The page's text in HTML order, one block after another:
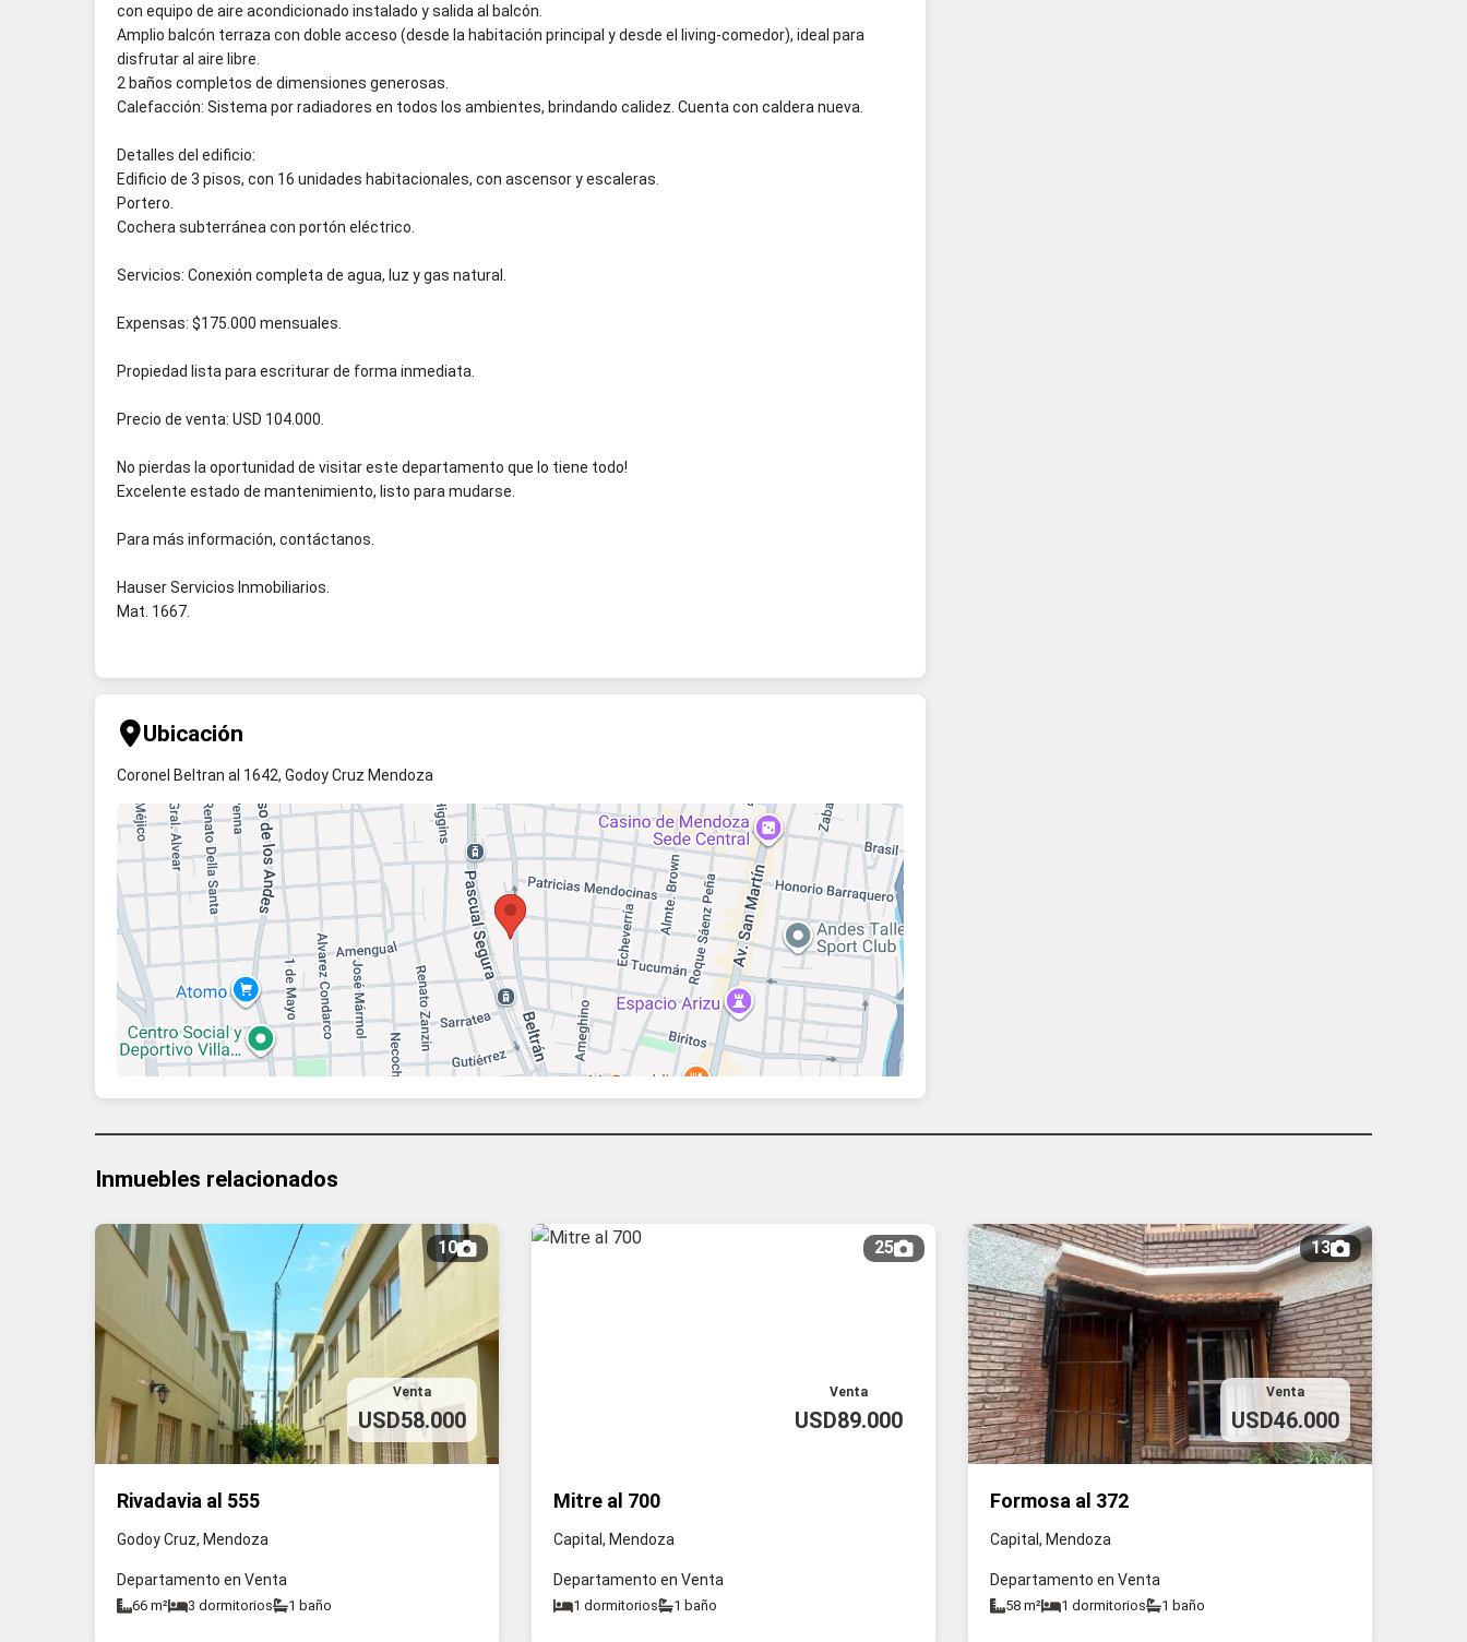
con equipo de aire acondicionado instalado y salida al balcón.
Amplio balcón terraza con doble acceso (desde la habitación principal y desde el living-comedor), ideal para
disfrutar al aire libre.
2 baños completos de dimensiones generosas.
Calefacción: Sistema por radiadores en todos los ambientes, brindando calidez. Cuenta con caldera nueva.
Detalles del edificio:
Edificio de 3 pisos, con 16 unidades habitacionales, con ascensor y escaleras.
Portero.
Cochera subterránea con portón eléctrico.
Servicios: Conexión completa de agua, luz y gas natural.
Expensas: $175.000 mensuales.
Propiedad lista para escriturar de forma inmediata.
Precio de venta: USD 104.000.
No pierdas la oportunidad de visitar este departamento que lo tiene todo!
Excelente estado de mantenimiento, listo para mudarse.
Para más información, contáctanos.
Hauser Servicios Inmobiliarios.
Mat. 1667.
Ubicación
Coronel Beltran al 1642, Godoy Cruz Mendoza
Inmuebles relacionados
10
Venta
USD58.000
Rivadavia al 555
Godoy Cruz, Mendoza
Departamento en Venta
66 m² 3 dormitorios 1 baño
25
Venta
USD89.000
Mitre al 700
Capital, Mendoza
Departamento en Venta
1 dormitorios 1 baño
13
Venta
USD46.000
Formosa al 372
Capital, Mendoza
Departamento en Venta
58 m² 1 dormitorios 1 baño